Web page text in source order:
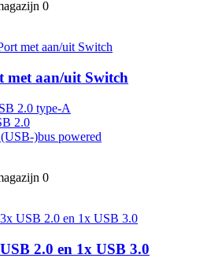
0
met aan/uit Switch
2.0 type-A
2.0
(USB-)bus powered
0
2.0 en 1x USB 3.0